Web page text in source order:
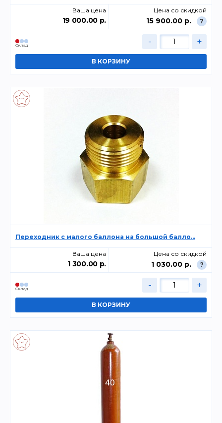
Ваша цена
19 000.00 р.
Цена со скидкой
15 900.00 р. ?
Склад - +
Переходник с малого баллона на большой балло...
Ваша цена
1 300.00 р.
Цена со скидкой
1 030.00 р. ?
Склад - +